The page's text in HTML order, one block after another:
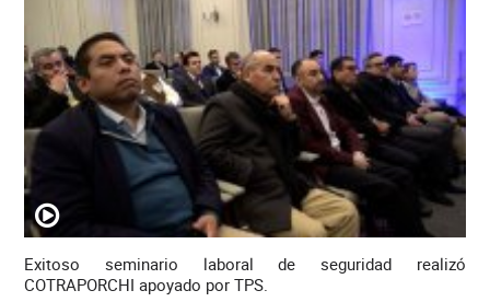
Exitoso seminario laboral de seguridad realizó
COTRAPORCHI apoyado por TPS.